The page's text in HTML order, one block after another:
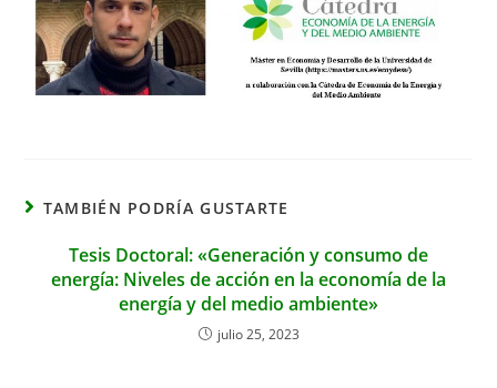
TAMBIÉN PODRÍA GUSTARTE
Tesis Doctoral: «Generación y consumo de
energía: Niveles de acción en la economía de la
energía y del medio ambiente»
julio 25, 2023